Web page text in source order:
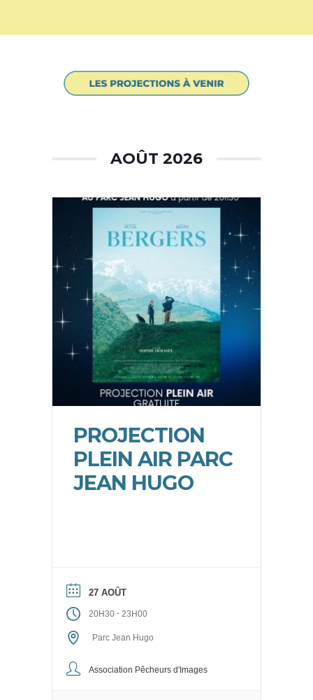
AOÛT 2026
PROJECTION
PLEIN AIR PARC
JEAN HUGO
27 AOÛT
20H30 - 23H00
Parc Jean Hugo
Association Pêcheurs d'Images